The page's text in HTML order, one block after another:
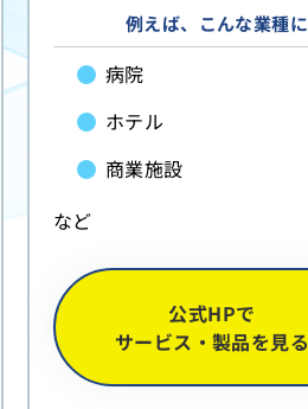
例えば、こんな業種に
病院
ホテル
商業施設
など
公式HPで
サービス・製品を見る